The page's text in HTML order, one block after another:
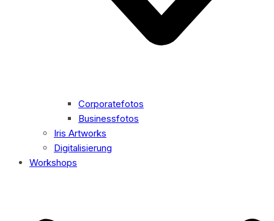
Corporatefotos
Businessfotos
Iris Artworks
Digitalisierung
Workshops